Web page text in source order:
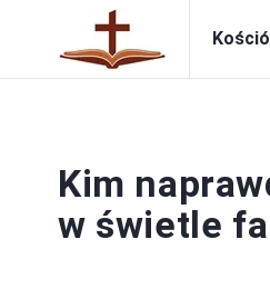
Kim
w świetle